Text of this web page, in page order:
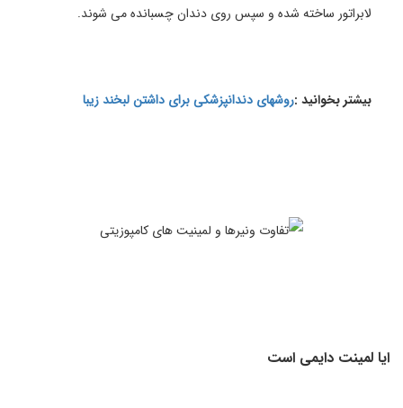
لابراتور ساخته شده و سپس روی دندان چسبانده می شوند.
بیشتر بخوانید :روشهای دندانپزشکی برای داشتن لبخند زیبا
ایا لمینت دایمی است